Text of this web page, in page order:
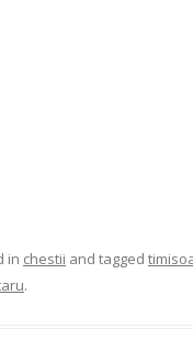
in chestii and tagged
.